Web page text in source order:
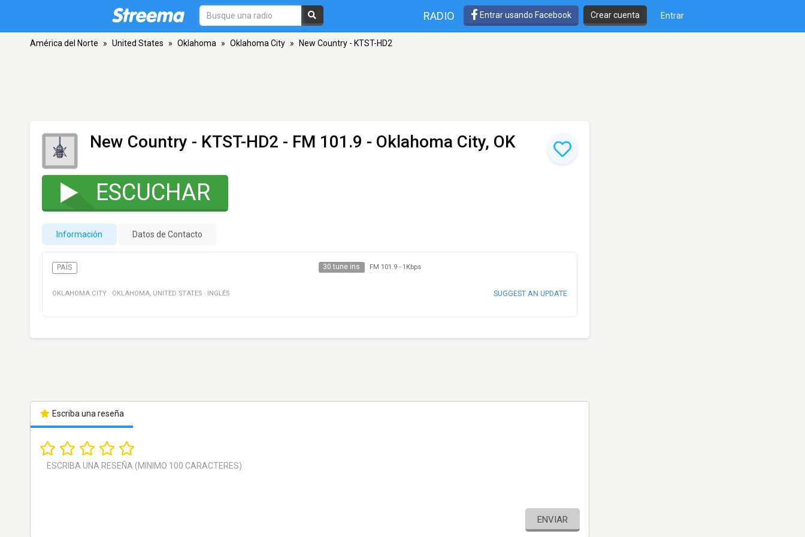
RADIO Entrar usando Facebook Crear cuenta Entrar
América del Norte » United States » Oklahoma » Oklahoma City » New Country - KTST-HD2
New Country - KTST-HD2 - FM 101.9 - Oklahoma City, OK
ESCUCHAR
Información Datos de Contacto
PAÍS 30 tune ins FM 101.9- 1Kbps
OKLAHOMA CITY · OKLAHOMA, UNITED STATES · INGLÉS SUGGEST AN UPDATE
Escriba una reseña
ENVIAR